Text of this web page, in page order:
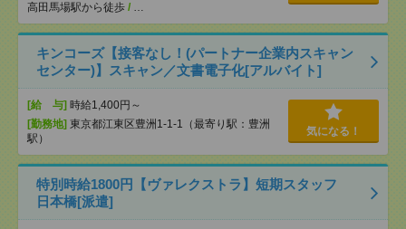
高田馬場駅から徒歩 / …
キンコーズ【接客なし！(パートナー企業内スキャン
センター)】スキャン／文書電子化[アルバイト]
[給 与] 時給1,400円～
[勤務地] 東京都江東区豊洲1-1-1（最寄り駅：豊洲
駅）
気になる！
特別時給1800円【ヴァレクストラ】短期スタッフ
日本橋[派遣]